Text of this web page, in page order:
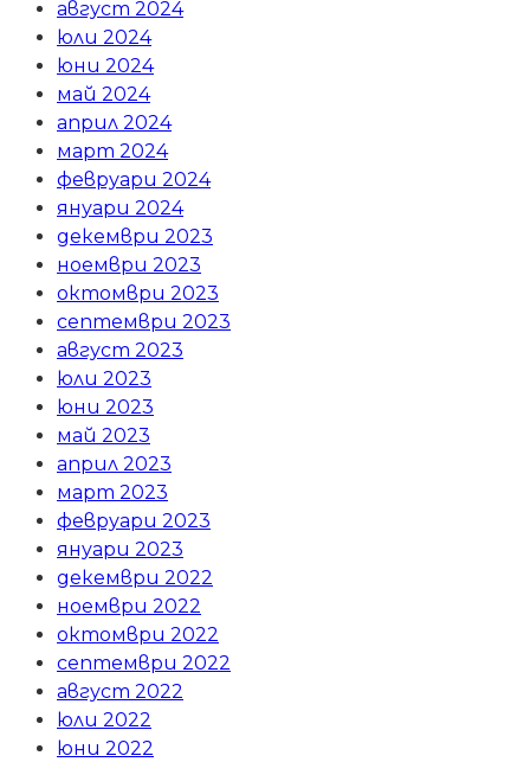
август 2024
юли 2024
юни 2024
май 2024
април 2024
март 2024
февруари 2024
януари 2024
декември 2023
ноември 2023
октомври 2023
септември 2023
август 2023
юли 2023
юни 2023
май 2023
април 2023
март 2023
февруари 2023
януари 2023
декември 2022
ноември 2022
октомври 2022
септември 2022
август 2022
юли 2022
юни 2022